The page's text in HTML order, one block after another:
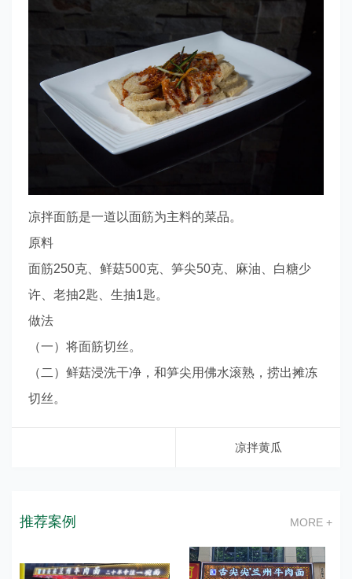
凉拌面筋是一道以面筋为主料的菜品。
原料
面筋250克、鲜菇500克、笋尖50克、麻油、白糖少
许、老抽2匙、生抽1匙。
做法
（一）将面筋切丝。
（二）鲜菇浸洗干净，和笋尖用佛水滚熟，捞出摊冻
切丝。
凉拌黄瓜
推荐案例 MORE +